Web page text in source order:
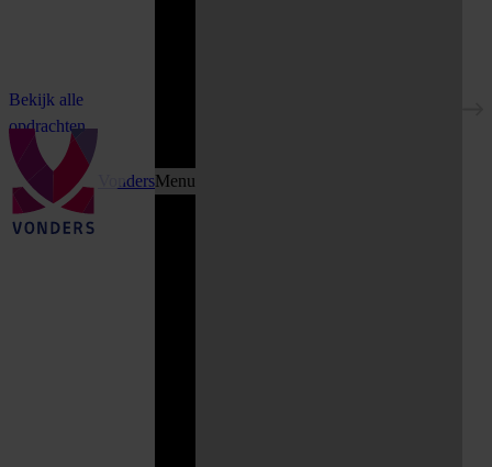
VondersMenu
Bekijk alle
opdrachten